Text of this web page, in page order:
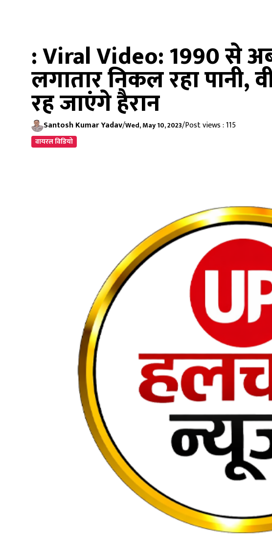
: Viral Video: 1990 से
लगातार निकल रहा पानी,
रह जाएंगे हैरान
Santosh Kumar Yadav/Wed, May 10, 2023/Post views : 115
वायरल विडियो